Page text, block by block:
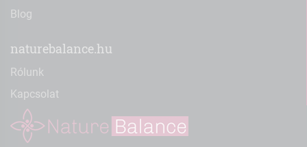
Blog
naturebalance.hu
Rólunk
Kapcsolat